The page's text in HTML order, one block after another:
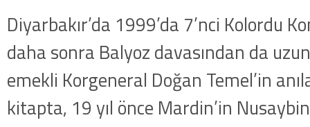
Diyarbakır’da 1999’da 7’nci Kolordu
daha sonra Balyoz davasından da
emekli Korgeneral Doğan Temel’in
kitapta, 19 yıl önce Mardin’in